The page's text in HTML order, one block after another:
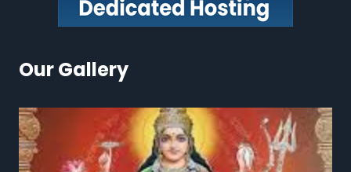
Our Gallery